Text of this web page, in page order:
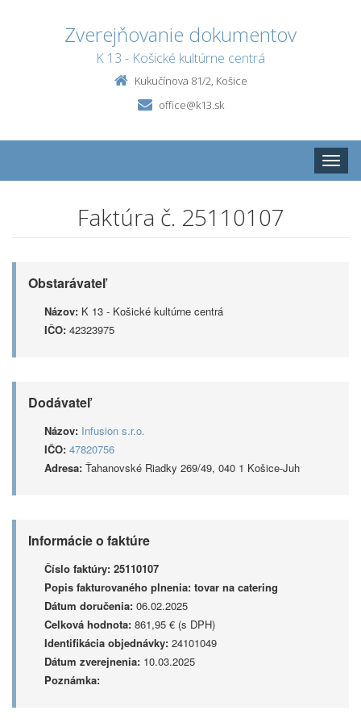
Zverejňovanie dokumentov
K 13 - Košické kultúrne centrá
Kukučínova 81/2, Košice
office@k13.sk
Toggle
Faktúra č. 25110107
Obstarávateľ
Názov: K 13 - Košické kultúrne centrá
IČO: 42323975
Dodávateľ
Názov: Infusion s.r.o.
IČO: 47820756
Adresa: Ťahanovské Riadky 269/49, 040 1 Košice-Juh
Informácie o faktúre
Číslo faktúry: 25110107
Popis fakturovaného plnenia: tovar na catering
Dátum doručenia: 06.02.2025
Celková hodnota: 861,95 € (s DPH)
Identifikácia objednávky: 24101049
Dátum zverejnenia: 10.03.2025
Poznámka: